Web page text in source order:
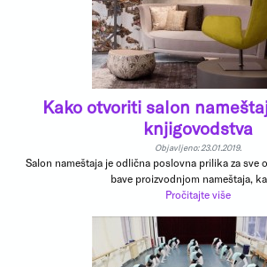
Kako otvoriti salon
knjigovodstva
Objavljeno: 23.01.2019.
Salon nameštaja je odlična poslovna prilika za sve
bave proizvodnjom nameštaja,
Pročitajte više